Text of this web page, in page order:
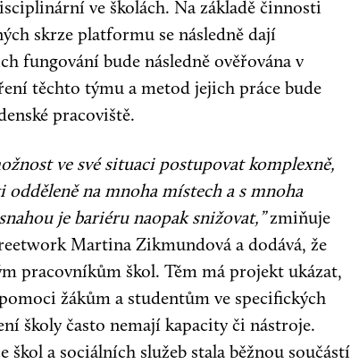
ve školách. Na základě činnosti
skrze platformu se následně dají
fungování bude následně ověřována v
těchto týmu a metod jejich práce bude
pracoviště.
ve své situaci postupovat komplexně,
na mnoha místech a s mnoha
je bariéru naopak snižovat,”zmiňuje
Martina Zikmundová a dodává, že
pracovníkům škol. Těm má projekt ukázat,
žákům a studentům ve specifických
školy často nemají kapacity či nástroje.
škol a sociálních služeb stala běžnou součástí